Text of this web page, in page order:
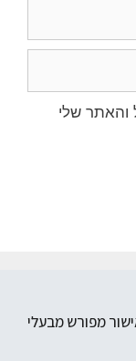
והאתר שלי
מפורש מבעלי